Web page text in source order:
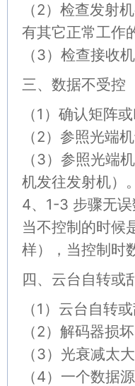
（2）检查发射
有其它正常工作
（3）检查接收
三、数据不受控
（1）确认矩阵
（2）参照光端
（3）参照光端
机发往发射机）
4、1-3 步骤无
当不控制的时候
样），当控制时
四、云台自转或
（1）云台自转
（2）解码器损
（3）光衰减太
（4）一个数据